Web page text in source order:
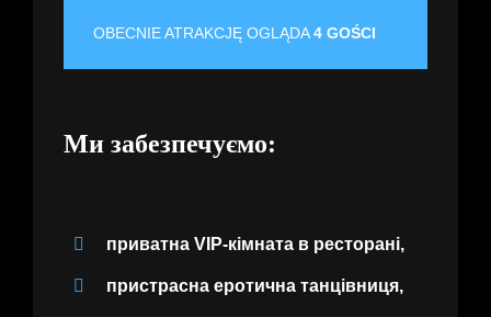
OBECNIE ATRAKCJĘ OGLĄDA4 GOŚCI
Ми забезпечуємо:
приватна VIP-кімната в ресторані,
пристрасна еротична танцівниця,